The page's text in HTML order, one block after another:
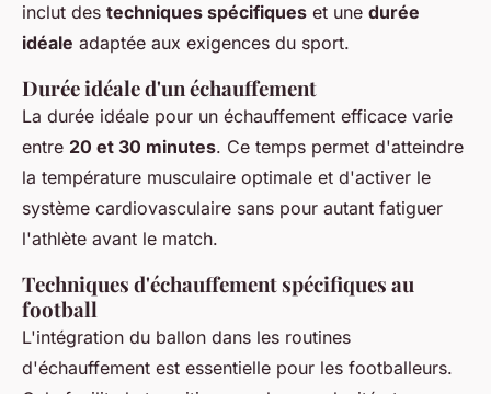
inclut des techniques spécifiques et une durée
idéale adaptée aux exigences du sport.
Durée idéale d'un échauffement
La durée idéale pour un échauffement efficace varie
entre 20 et 30 minutes. Ce temps permet d'atteindre
la température musculaire optimale et d'activer le
système cardiovasculaire sans pour autant fatiguer
l'athlète avant le match.
Techniques d'échauffement spécifiques au
football
L'intégration du ballon dans les routines
d'échauffement est essentielle pour les footballeurs.